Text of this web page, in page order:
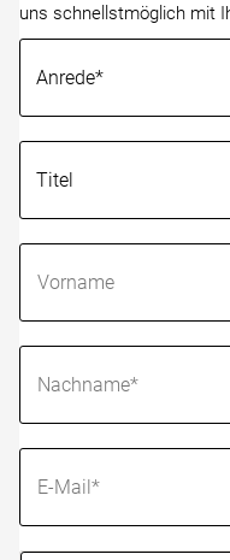
uns schnellstmöglich mit